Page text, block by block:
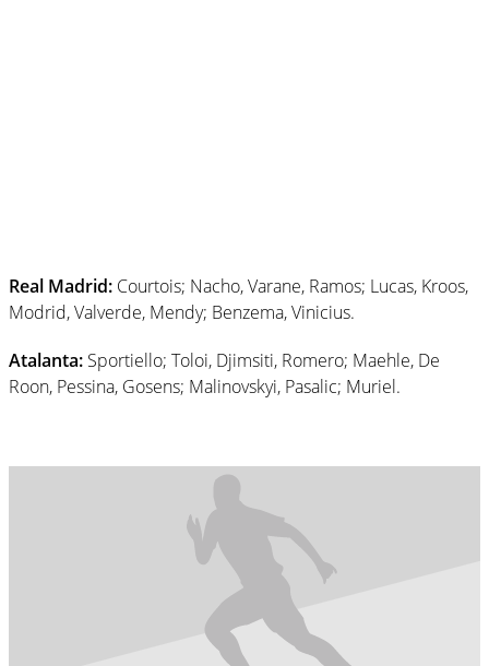
Real Madrid: Courtois; Nacho, Varane, Ramos; Lucas, Kroos,
Modrid, Valverde, Mendy; Benzema, Vinicius.
Atalanta: Sportiello; Toloi, Djimsiti, Romero; Maehle, De
Roon, Pessina, Gosens; Malinovskyi, Pasalic; Muriel.